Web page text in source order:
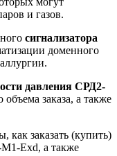
и газов.
сигнализатора
доменного
давления СРД2-
заказа, а также
как заказать (купить)
М1-Exd, а также